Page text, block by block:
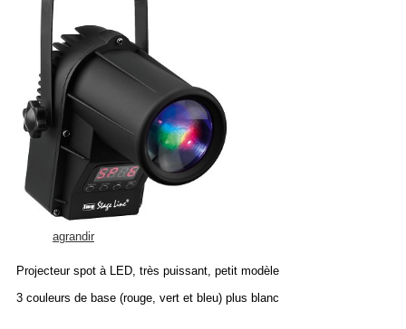
agrandir
Projecteur spot à LED, très puissant, petit modèle
3 couleurs de base (rouge, vert et bleu) plus blanc